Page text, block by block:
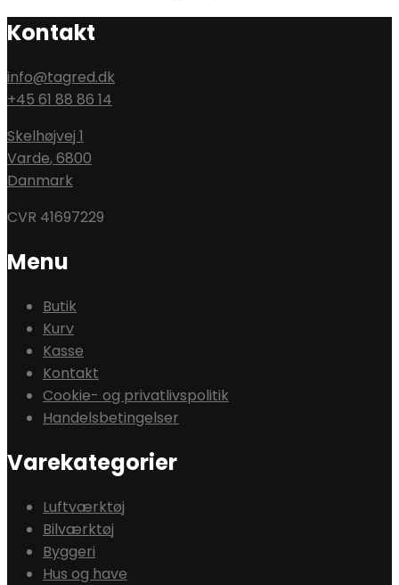
Kontakt
info@tagred.dk
+45 61 88 86 14
Skelhøjvej 1
Varde,6800
Danmark
CVR 41697229
Menu
Butik
Kurv
Kasse
Kontakt
Cookie- og privatlivspolitik
Handelsbetingelser
Varekategorier
Luftværktøj
Bilværktøj
Byggeri
Hus og have